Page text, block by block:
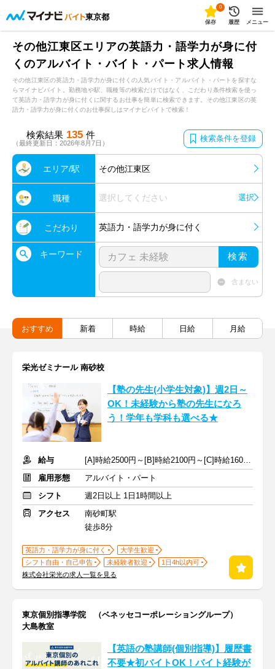
東京都
0
保存 履歴 メニュー
その他江東区エリアの英語力・語学力が身に付
くのアルバイト・バイト・パート求人情報
その他江東区の英語力・語学力が身に付くの人気バイト・アルバイト・パートを探すな
らマイナビバイト。勤務地や駅、職種等の検索だけではなく、こだわり条件検索を使っ
て英語力・語学力が身に付くに関するお仕事を簡単に検索できます。その他江東区の英
語力・語学力が身に付くのお仕事探しはマイナビバイトで検索！
検索結果 135 件
（最終更新日：2026年8月7日） 検索条件を登録
エリア/駅 その他江東区
職種 選択してください 選択
こだわり 英語力・語学力が身に付く
キーワード 検索
含まない
おすすめ 新着 時給 日給 月給
栄光ゼミナール 南砂校
【塾の先生(小学生対象)】週2日～
OK！未経験から塾の先生になろ
う！学年も学科も選べる★
給与
[A]時給2500円～[B]時給2100円～[C]時給1600円～ ※生徒数による
雇用形態
アルバイト・パート
シフト
週2日以上 1日1時間以上
アクセス
南砂町駅
徒歩8分
英語力・語学力が身に付く
大学生歓迎
シフト自由・自己申告
未経験者歓迎
1日4h以内可
株式会社栄光の求人一覧を見る
東京個別指導学院 （ベネッセコーポレーショングループ）
大島教室
【英語の塾講師(個別指導)】履歴書
不要★初バイトOK！バイト経験が